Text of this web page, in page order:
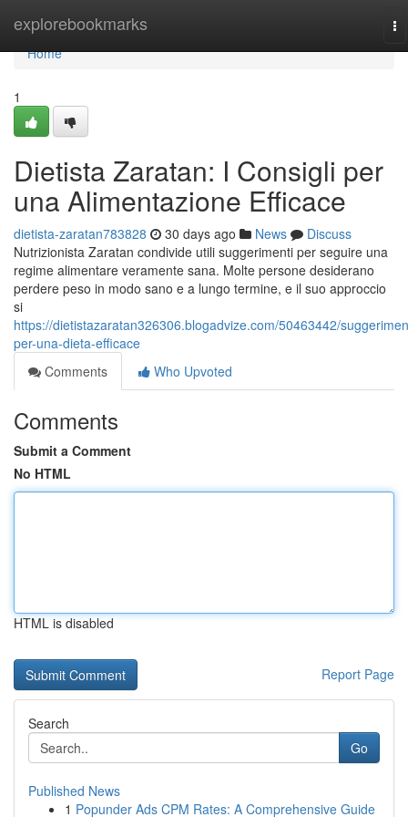
explorebookmarks
Home
Home
1
Dietista Zaratan: I Consigli per
una Alimentazione Efficace
dietista-zaratan783828 30 days ago News
Discuss
Nutrizionista Zaratan condivide utili suggerimenti per seguire una
regime alimentare veramente sana. Molte persone desiderano
perdere peso in modo sano e a lungo termine, e il suo approccio
si
https://dietistazaratan326306.blogadvize.com/50463442/
per-una-dieta-efficace
Comments
Who Upvoted
Comments
Submit a Comment
No HTML
HTML is disabled
Report Page
Search
Go
Published News
1 Popunder Ads CPM Rates: A Comprehensive Guide